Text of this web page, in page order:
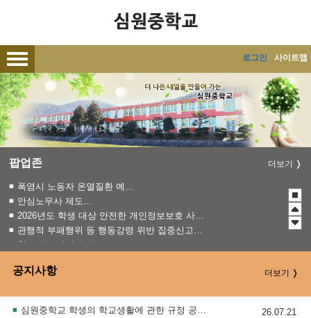
로그인 사이트맵
팝업존 더보기
청소년 도박예방 카드뉴스
관행적 부패행위 등 행동강령 위반 집중신고기간 운영
2026년도 학생 대상 안전한 개인정보보호 사례 공모전
안심노무사 제도 홍보
폭염시 노동자 온열질환 예방수칙
공지사항 더보기
심원중학교 학생의 학교생활에 관한 규정 공포 및 안내
26.07.21